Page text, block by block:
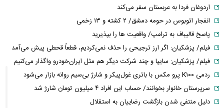
اردوغان فردا به عربستان سفر می‌کند
انفجار اتوبوس در حومه دمشق/ ۲ کشته و ۱۳ زخمی
پاسخ قالیباف به ترامپ/ واقعیت ها را بپذیرید
فیلم/ پزشکیان: اگر ارز ترجیحی را حذف نمی‌کردیم، قطعاً قحطی پیش می‌آمد
فیلم/ پزشکیان: سایپا و چند شرکت دیگر هم مثل ایران‌خودرو واگذار می‌کنیم
ردمی K۱۰۰ پرو مکس با باتری غول‌پیکر و شارژ بی‌سیم روانه بازار می‌شود
سرپرستان خانوار بخوانند/ حساب این افراد ۴ میلیون تومان شارژ شد
دلیل منتفی شدن بازگشت رضاییان به استقلال